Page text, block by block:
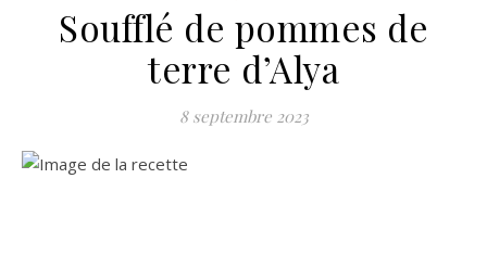
Soufflé de pommes de
terre d’Alya
8 septembre 2023